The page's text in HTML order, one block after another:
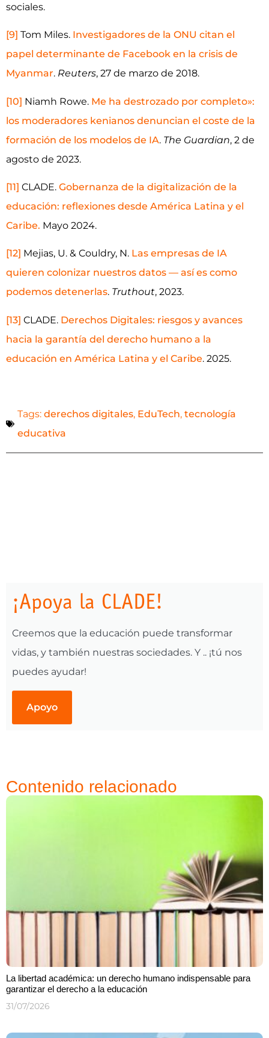
sociales.
[9] Tom Miles. Investigadores de la ONU citan el
papel determinante de Facebook en la crisis de
Myanmar. Reuters, 27 de marzo de 2018.
[10] Niamh Rowe. Me ha destrozado por completo»:
los moderadores kenianos denuncian el coste de la
formación de los modelos de IA. The Guardian, 2 de
agosto de 2023.
[11] CLADE. Gobernanza de la digitalización de la
educación: reflexiones desde América Latina y el
Caribe. Mayo 2024.
[12] Mejias, U. & Couldry, N. Las empresas de IA
quieren colonizar nuestros datos — así es como
podemos detenerlas. Truthout, 2023.
[13] CLADE. Derechos Digitales: riesgos y avances
hacia la garantía del derecho humano a la
educación en América Latina y el Caribe. 2025.
Tags: derechos digitales, EduTech, tecnología
educativa
¡Apoya la CLADE!
Creemos que la educación puede transformar
vidas, y también nuestras sociedades. Y .. ¡tú nos
puedes ayudar!
Apoyo
Contenido relacionado
La libertad académica: un derecho humano indispensable para
garantizar el derecho a la educación
31/07/2026